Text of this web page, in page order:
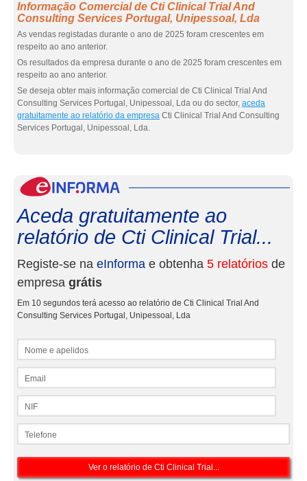
Informação Comercial de Cti Clinical Trial And
Consulting Services Portugal, Unipessoal, Lda
As vendas registadas durante o ano de 2025 foram crescentes em
respeito ao ano anterior.
Os resultados da empresa durante o ano de 2025 foram crescentes em
respeito ao ano anterior.
Se deseja obter mais informação comercial de Cti Clinical Trial And
Consulting Services Portugal, Unipessoal, Lda ou do sector, aceda
gratuitamente ao relatório da empresa Cti Clinical Trial And Consulting
Services Portugal, Unipessoal, Lda.
Aceda gratuitamente ao
relatório de Cti Clinical Trial...
Registe-se na eInforma e obtenha 5 relatórios de
empresa grátis
Em 10 segundos terá acesso ao relatório de Cti Clinical Trial And
Consulting Services Portugal, Unipessoal, Lda